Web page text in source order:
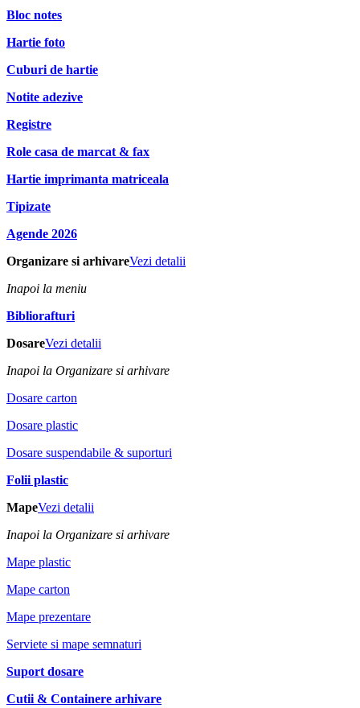
Bloc notes
Hartie foto
Cuburi de hartie
Notite adezive
Registre
Role casa de marcat & fax
Hartie imprimanta matriceala
Tipizate
Agende 2026
Organizare si arhivareVezi detalii
Inapoi la meniu
Bibliorafturi
DosareVezi detalii
Inapoi la Organizare si arhivare
Dosare carton
Dosare plastic
Dosare suspendabile & suporturi
Folii plastic
MapeVezi detalii
Inapoi la Organizare si arhivare
Mape plastic
Mape carton
Mape prezentare
Serviete si mape semnaturi
Suport dosare
Cutii & Containere arhivare